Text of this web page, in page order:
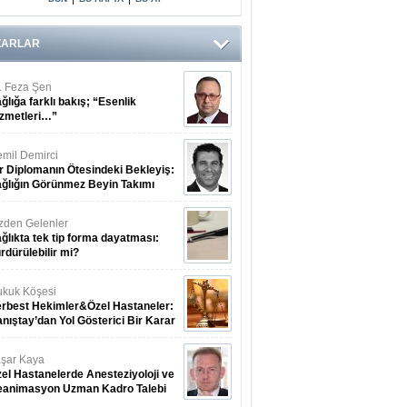
Feza Şen
farklı bakış; “Esenlik
Demirci
Diplomanın Ötesindeki Bekleyiş:
Görünmez Beyin Takımı
Gelenler
tek tip forma dayatması:
mi?
Köşesi
Hekimler&Özel Hastaneler:
Yol Gösterici Bir Karar
Kaya
Hastanelerde Anesteziyoloji ve
Uzman Kadro Talebi